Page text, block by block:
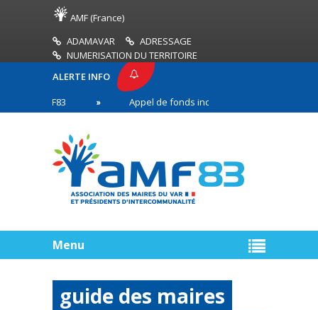
AMF (France)
ADAMAVAR
ADRESSAGE
NUMERISATION DU TERRITOIRE
ALERTE INFO
Appel de fonds incendies de forêt
première ligne
Menu
guide des maires